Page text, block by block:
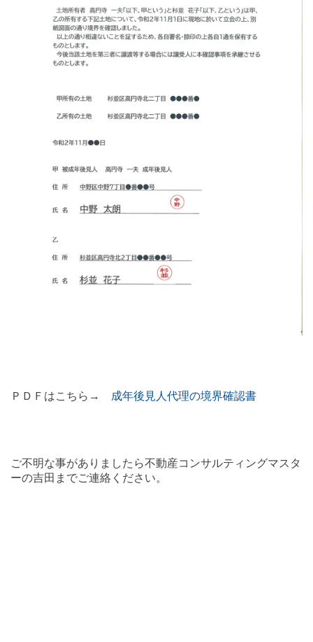
ＰＤＦはこちら→ 成年後見人代理の境界確認書
ご不明な事がありましたら不動産コンサルティングマスタ
ーの吉田までご連絡ください。